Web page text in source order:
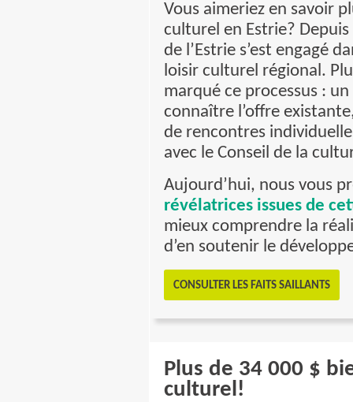
Vous aimeriez en savoir
culturel en Estrie?
de l’Estrie s’est engagé
loisir culturel régional.
marqué ce processus :
connaître l’offre
de rencontres
avec le Conseil de la
Aujourd’hui, nous vous
révélatrices issues de
mieux comprendre la
d’en soutenir le
CONSULTER LES FAITS SAILLANTS
Plus de 34 000 $
culturel!